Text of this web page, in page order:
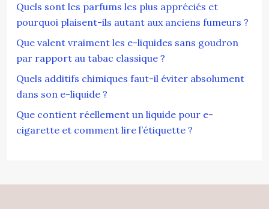
Quels sont les parfums les plus appréciés et
pourquoi plaisent-ils autant aux anciens fumeurs ?
Que valent vraiment les e-liquides sans goudron
par rapport au tabac classique ?
Quels additifs chimiques faut-il éviter absolument
dans son e-liquide ?
Que contient réellement un liquide pour e-
cigarette et comment lire l’étiquette ?